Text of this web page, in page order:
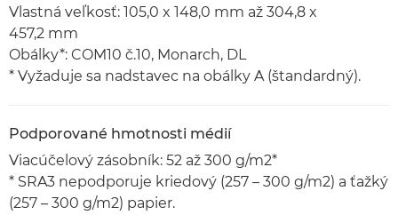
Vlastná veľkosť: 105,0 x 148,0 mm až 304,8 x
457,2 mm
Obálky*: COM10 č.10, Monarch, DL
* Vyžaduje sa nadstavec na obálky A (štandardný).
Podporované hmotnosti médií
Viacúčelový zásobník: 52 až 300 g/m2*
* SRA3 nepodporuje kriedový (257 – 300 g/m2) a ťažký
(257 – 300 g/m2) papier.